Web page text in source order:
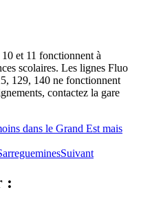
et 11 fonctionnent à
scolaires. Les lignes Fluo
129, 140 ne fonctionnent
contactez la gare
dans le Grand Est mais
Suivant
: